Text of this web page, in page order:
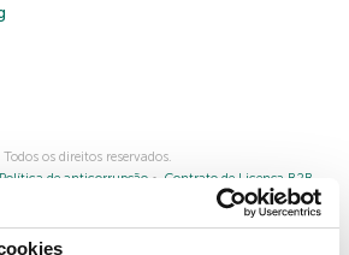
os direitos reservados.
Política de anticorrupção
Contrato de Licença B2B
Cookies